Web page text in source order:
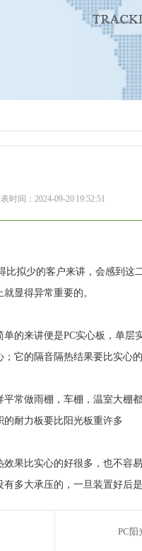
时间：2024-09-20 19:52:51
比拟少的客户来讲，会感到
显得异常重要的。
的来讲便是PC实心板，单层
它的隔音隔热结果要比实心的
常做雨棚，车棚，温室大棚
的耐力板要比阳光板重许多
果比实心的好很多，也不容
多大承压的，一旦装置好后是
PC阳